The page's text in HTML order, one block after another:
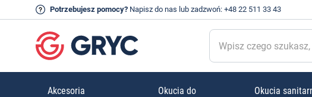
Potrzebujesz pomocy? Napisz do nas lub zadzwoń: +48 22 511 33 43
Akcesoria Okucia do Okucia